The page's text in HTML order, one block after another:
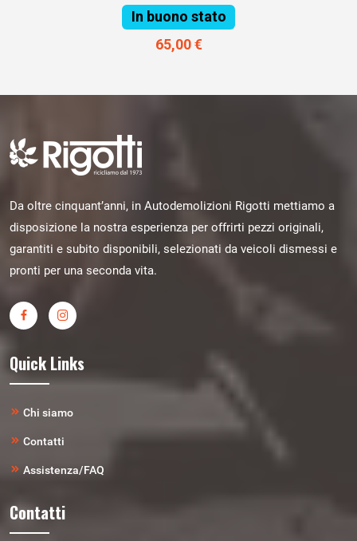
In buono stato
65,00 €
Da oltre cinquant’anni, in Autodemolizioni Rigotti mettiamo a
disposizione la nostra esperienza per offrirti pezzi originali,
garantiti e subito disponibili, selezionati da veicoli dismessi e
pronti per una seconda vita.
Quick Links
Chi siamo
Contatti
Assistenza/FAQ
Contatti